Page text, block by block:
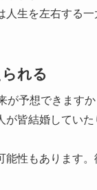
生を左右する
れる
予想できます
皆結婚してい
性もあります